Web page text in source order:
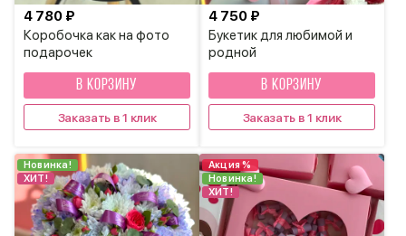
Коробочка как на фото
подарочек
4 780 ₽
В КОРЗИНУ
Заказать в 1 клик
Букетик для любимой и
родной
4 750 ₽
В КОРЗИНУ
Заказать в 1 клик
Новинка!
ХИТ!
Акция %
Новинка!
ХИТ!